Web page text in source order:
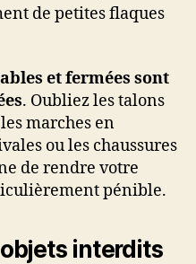
de petites flaques
et fermées sont
. Oubliez les talons
marches en
ou les chaussures
de rendre votre
pénible.
interdits